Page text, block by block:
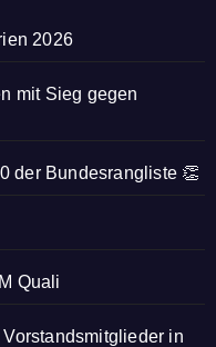
2026
mit Sieg gegen
der Bundesrangliste 👏
Quali
in